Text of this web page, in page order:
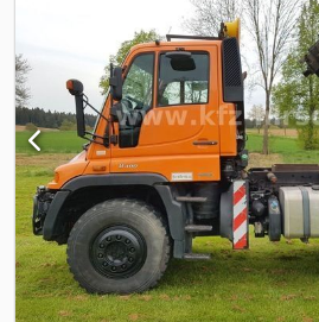
Benz, Mercedes Benzstrasse 100,
Dcjdpfsxdvqqox Ac Dsk